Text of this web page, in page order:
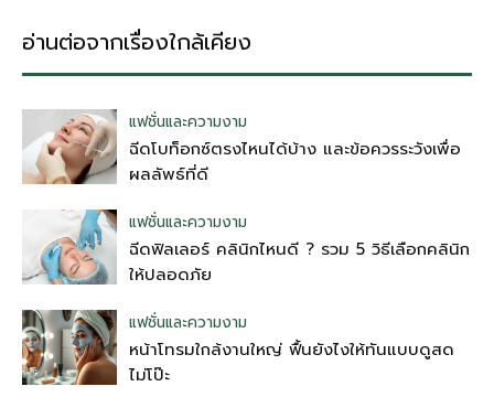
อ่านต่อจากเรื่องใกล้เคียง
แฟชั่นและความงาม
ฉีดโบท็อกซ์ตรงไหนได้บ้าง และข้อควรระวังเพื่อ
ผลลัพธ์ที่ดี
แฟชั่นและความงาม
ฉีดฟิลเลอร์ คลินิกไหนดี ? รวม 5 วิธีเลือกคลินิก
ให้ปลอดภัย
แฟชั่นและความงาม
หน้าโทรมใกล้งานใหญ่ ฟื้นยังไงให้ทันแบบดูสด
ไม่โป๊ะ